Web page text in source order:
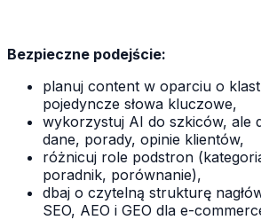
Bezpieczne podejście:
planuj content w oparciu o
pojedyncze słowa kluczowe,
wykorzystuj AI do szkiców, ale
dane, porady, opinie klientów,
różnicuj role podstron
poradnik, porównanie),
dbaj o czytelną strukturę
SEO, AEO i GEO dla e-